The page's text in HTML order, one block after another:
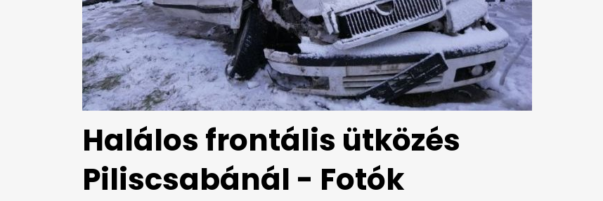
Halálos frontális ütközés
Piliscsabánál - Fotók